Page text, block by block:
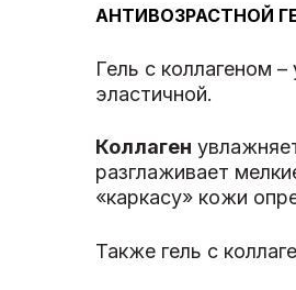
АНТИВОЗРАСТНОЙ
Гель с коллагеном
эластичной.
Коллаген
разглаживает
«каркасу» кожи
Также гель с